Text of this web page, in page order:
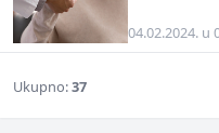
04.02.2024. u
Ukupno:37